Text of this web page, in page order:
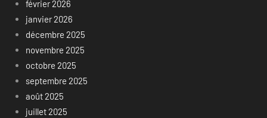
février 2026
janvier 2026
décembre 2025
novembre 2025
octobre 2025
septembre 2025
août 2025
juillet 2025